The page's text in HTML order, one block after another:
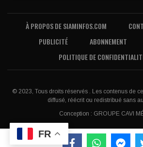
À PROPOS DE SIAMINFOS.COM
PUBLICITÉ
ABONNEMENT
POLITIQUE DE
© 2023, Tous droits réservés . Les contenus de
diffusé, réécrit ou redistribué sans
Conception : GROUPE CAVI
FR